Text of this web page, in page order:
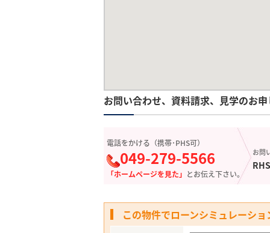
お問い合わせ、資料請求、見学のお
電話をかける（携帯･PHS可）
049-279-5566
「ホームページを見た」 とお伝え下さい。
お問
この物件でローンシミュレーショ